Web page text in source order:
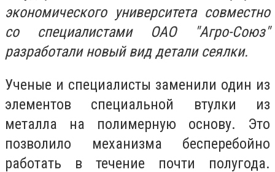
экономического университета совместно
со специалистами ОАО "Агро-Союз"
разработали новый вид детали сеялки.
Ученые и специалисты заменили один из
элементов специальной втулки из
металла на полимерную основу. Это
позволило механизма бесперебойно
работать в течение почти полугода.